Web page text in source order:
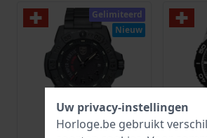
Gelimiteerd
Nieuw
Uw privacy-instellingen
Horloge.be gebruikt